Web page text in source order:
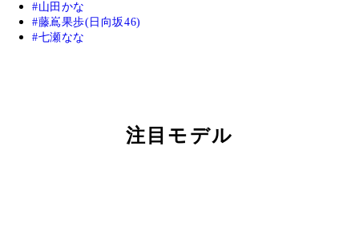
山田かな
藤嶌果歩(日向坂46)
七瀬なな
注目モデル